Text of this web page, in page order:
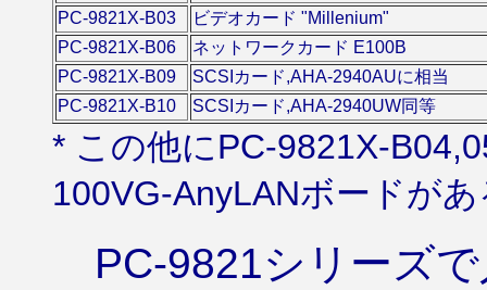
PC-9821X-B03
ビデオカード "Millenium"
PC-9821X-B06
ネットワークカード E100B
PC-9821X-B09
SCSIカード,AHA-2940AUに相当
PC-9821X-B10
SCSIカード,AHA-2940UW同等
* この他にPC-9821X-
100VG-AnyLANボードが
PC-9821シリーズで